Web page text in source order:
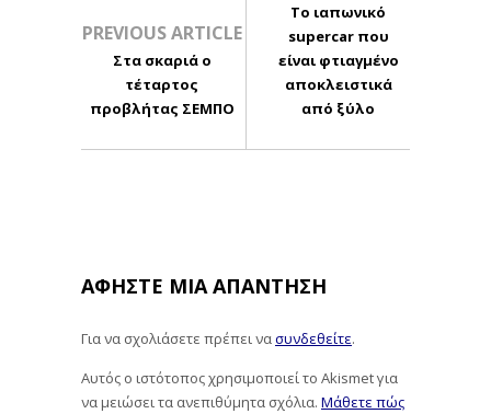
PREVIOUS ARTICLE
Στα σκαριά ο
τέταρτος
προβλήτας ΣΕΜΠΟ
Το ιαπωνικό
supercar που
είναι φτιαγμένο
αποκλειστικά
από ξύλο
ΑΦΉΣΤΕ ΜΙΑ ΑΠΆΝΤΗΣΗ
Για να σχολιάσετε πρέπει νασυνδεθείτε.
Αυτός ο ιστότοπος χρησιμοποιεί το Akismet για
να μειώσει τα ανεπιθύμητα σχόλια. Μάθετε πώς